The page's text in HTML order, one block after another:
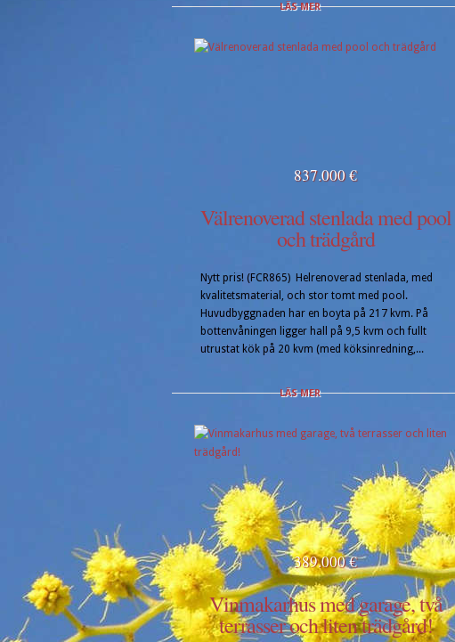
LÄS MER
837.000 €
Välrenoverad stenlada med pool
och trädgård
Nytt pris! (FCR865) Helrenoverad stenlada, med
kvalitetsmaterial, och stor tomt med pool.
Huvudbyggnaden har en boyta på 217 kvm. På
bottenvåningen ligger hall på 9,5 kvm och fullt
utrustat kök på 20 kvm (med köksinredning,...
LÄS MER
389.000 €
Vinmakarhus med garage, två
terrasser och liten trädgård!